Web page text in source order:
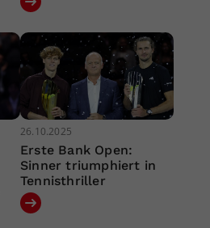
26.10.2025
Erste Bank Open:
Sinner triumphiert in
Tennisthriller